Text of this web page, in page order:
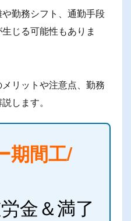
勤務シフト、通勤手段
じる可能性もありま
リットや注意点、勤務
します。
期間工/
金＆満了